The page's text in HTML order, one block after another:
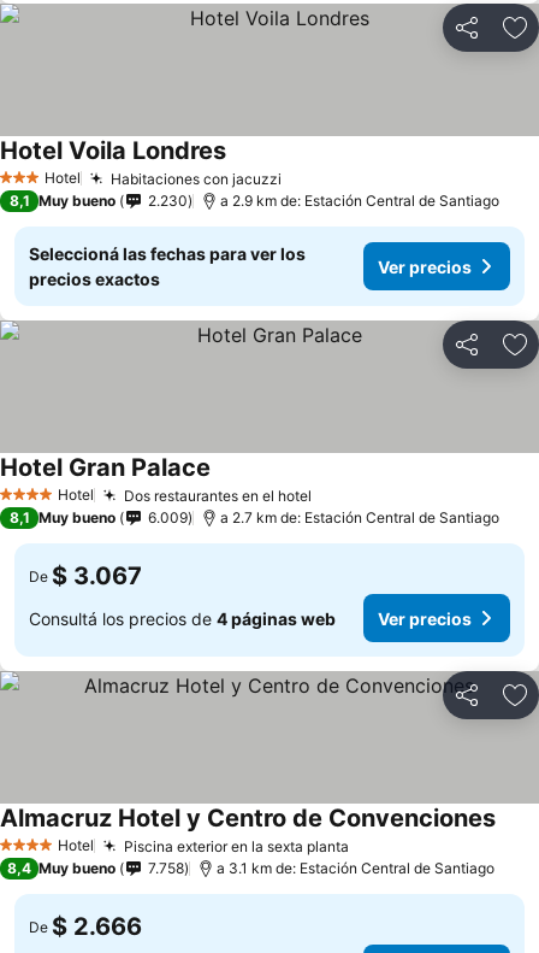
Compartir
3 Estrellas
Hotel Habitaciones con jacuzzi
Hotel Voila Londres
8,1 Muy bueno 2.230 a 2.9 km de: Estación Central de Santiago
Seleccioná las fechas para ver los
precios exactos
Ver precios
Compartir
4 EstrellasHotel Dos restaurantes en el hotel
Hotel Gran Palace
8,1 Muy bueno 6.009 a 2.7 km de: Estación Central de Santiago
De $ 3.067
Consultá los precios de 4 páginas web Ver precios
Compartir
4 EstrellasHotel Piscina exterior en la sexta planta
Almacruz Hotel y Centro de Convenciones
8,4 Muy bueno 7.758 a 3.1 km de: Estación Central de Santiago
De $ 2.666